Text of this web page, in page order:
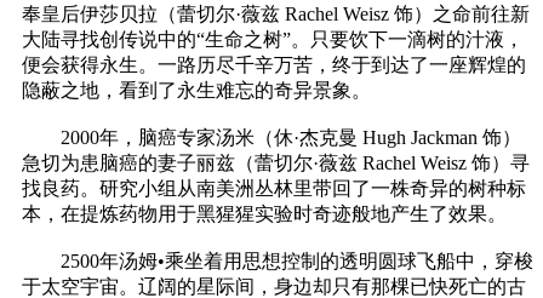
奉皇后伊莎贝拉（蕾切尔·薇兹 Rachel Weisz 饰）之命前往新
大陆寻找创传说中的“生命之树”。只要饮下一滴树的汁液，
便会获得永生。一路历尽千辛万苦，终于到达了一座辉煌的
隐蔽之地，看到了永生难忘的奇异景象。
2000年，脑癌专家汤米（休·杰克曼 Hugh Jackman 饰）
急切为患脑癌的妻子丽兹（蕾切尔·薇兹 Rachel Weisz 饰）寻
找良药。研究小组从南美洲丛林里带回了一株奇异的树种标
本，在提炼药物用于黑猩猩实验时奇迹般地产生了效果。
2500年汤姆•乘坐着用思想控制的透明圆球飞船中，穿梭
于太空宇宙。辽阔的星际间，身边却只有那棵已快死亡的古